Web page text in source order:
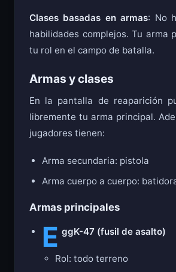
Clases basadas en armas: No
habilidades complejos. Tu arma
tu rol en el campo de batalla.
Armas y clases
En la pantalla de reaparición
libremente tu arma principal.
jugadores tienen:
Arma secundaria: pistola
Arma cuerpo a cuerpo:
Armas principales
E ggK-47 (fusil de asalto)
Rol: todo terreno